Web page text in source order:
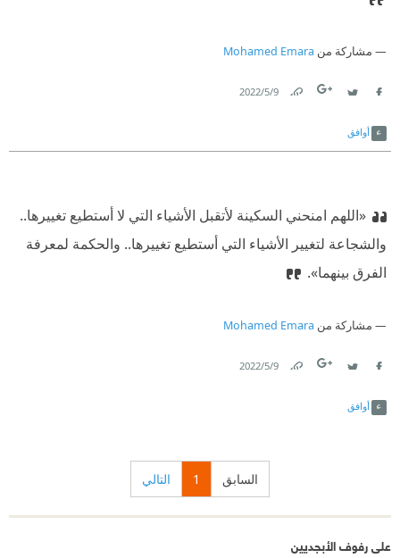
مشاركة من Mohamed Emara
9‏/5‏/2022
أوافق
«اللهم امنحني السكينة لأتقبل الأشياء التي لا أستطيع تغييرها..
والشجاعة لتغيير الأشياء التي أستطيع تغييرها.. والحكمة لمعرفة
الفرق بينهما».‏
مشاركة من Mohamed Emara
9‏/5‏/2022
أوافق
السابق 1 التالي
على رفوف الأبجديين